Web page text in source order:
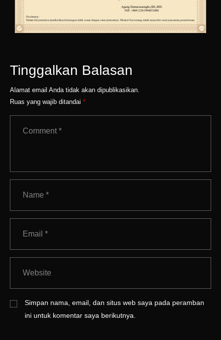
Tinggalkan Balasan
Alamat email Anda tidak akan dipublikasikan.
Ruas yang wajib ditandai *
Simpan nama, email, dan situs web saya pada peramban
ini untuk komentar saya berikutnya.